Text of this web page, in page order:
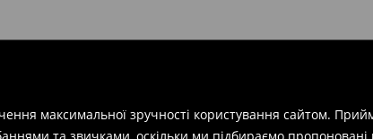
максимальної зручності користування сайтом.